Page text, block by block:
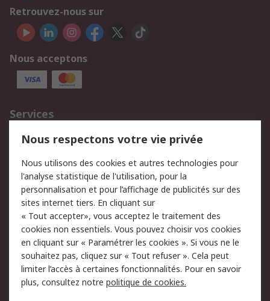
Retrouvez-nous sur
Nous acceptons
Services
750.000 produits
2.500 marques
Retours
Support technique
Track & trace
Legal
Politique de cookies
Sécurité des e-mails
Politique de protection
des données - Mise à
jour
Conditions générales
de vente
Nous respectons votre vie privée
Nous utilisons des cookies et autres technologies pour
l'analyse statistique de l'utilisation, pour la
personnalisation et pour l’affichage de publicités sur des
sites internet tiers. En cliquant sur
« Tout accepter», vous acceptez le traitement des
cookies non essentiels. Vous pouvez choisir vos cookies
en cliquant sur « Paramétrer les cookies ». Si vous ne le
souhaitez pas, cliquez sur « Tout refuser ». Cela peut
limiter l’accès à certaines fonctionnalités. Pour en savoir
plus, consultez notre politique de cookies.